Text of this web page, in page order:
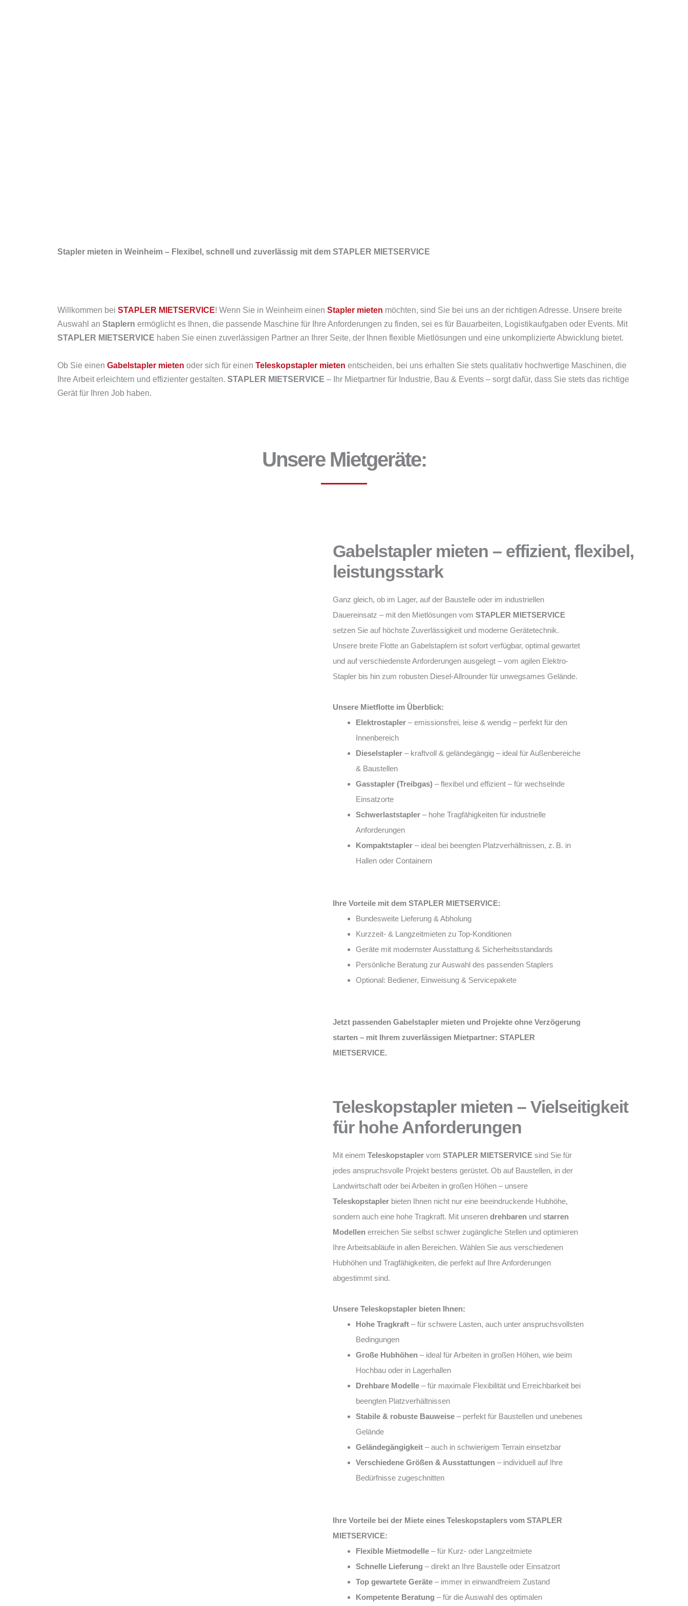
Stapler mieten in Weinheim – Flexibel, schnell und zuverlässig mit dem STAPLER MIETSERVICE
Willkommen bei STAPLER MIETSERVICE! Wenn Sie in Weinheim einen Stapler mieten möchten, sind Sie bei uns an der richtigen Adresse. Unsere breite
Auswahl an Staplern ermöglicht es Ihnen, die passende Maschine für Ihre Anforderungen zu finden, sei es für Bauarbeiten, Logistikaufgaben oder Events. Mit
STAPLER MIETSERVICE haben Sie einen zuverlässigen Partner an Ihrer Seite, der Ihnen flexible Mietlösungen und eine unkomplizierte Abwicklung bietet.
Ob Sie einen Gabelstapler mieten oder sich für einen Teleskopstapler mieten entscheiden, bei uns erhalten Sie stets qualitativ hochwertige Maschinen, die
Ihre Arbeit erleichtern und effizienter gestalten. STAPLER MIETSERVICE – Ihr Mietpartner für Industrie, Bau & Events – sorgt dafür, dass Sie stets das richtige
Gerät für Ihren Job haben.
Unsere Mietgeräte:
Gabelstapler mieten – effizient, flexibel,
leistungsstark
Ganz gleich, ob im Lager, auf der Baustelle oder im industriellen
Dauereinsatz – mit den Mietlösungen vom STAPLER MIETSERVICE
setzen Sie auf höchste Zuverlässigkeit und moderne Gerätetechnik.
Unsere breite Flotte an Gabelstaplern ist sofort verfügbar, optimal gewartet
und auf verschiedenste Anforderungen ausgelegt – vom agilen Elektro-
Stapler bis hin zum robusten Diesel-Allrounder für unwegsames Gelände.
Unsere Mietflotte im Überblick:
Elektrostapler – emissionsfrei, leise & wendig – perfekt für den
Innenbereich
Dieselstapler – kraftvoll & geländegängig – ideal für Außenbereiche
& Baustellen
Gasstapler (Treibgas) – flexibel und effizient – für wechselnde
Einsatzorte
Schwerlaststapler – hohe Tragfähigkeiten für industrielle
Anforderungen
Kompaktstapler – ideal bei beengten Platzverhältnissen, z. B. in
Hallen oder Containern
Ihre Vorteile mit dem STAPLER MIETSERVICE:
Bundesweite Lieferung & Abholung
Kurzzeit- & Langzeitmieten zu Top-Konditionen
Geräte mit modernster Ausstattung & Sicherheitsstandards
Persönliche Beratung zur Auswahl des passenden Staplers
Optional: Bediener, Einweisung & Servicepakete
Jetzt passenden Gabelstapler mieten und Projekte ohne Verzögerung
starten – mit Ihrem zuverlässigen Mietpartner: STAPLER
MIETSERVICE.
Teleskopstapler mieten – Vielseitigkeit
für hohe Anforderungen
Mit einem Teleskopstapler vom STAPLER MIETSERVICE sind Sie für
jedes anspruchsvolle Projekt bestens gerüstet. Ob auf Baustellen, in der
Landwirtschaft oder bei Arbeiten in großen Höhen – unsere
Teleskopstapler bieten Ihnen nicht nur eine beeindruckende Hubhöhe,
sondern auch eine hohe Tragkraft. Mit unseren drehbaren und starren
Modellen erreichen Sie selbst schwer zugängliche Stellen und optimieren
Ihre Arbeitsabläufe in allen Bereichen. Wählen Sie aus verschiedenen
Hubhöhen und Tragfähigkeiten, die perfekt auf Ihre Anforderungen
abgestimmt sind.
Unsere Teleskopstapler bieten Ihnen:
Hohe Tragkraft – für schwere Lasten, auch unter anspruchsvollsten
Bedingungen
Große Hubhöhen – ideal für Arbeiten in großen Höhen, wie beim
Hochbau oder in Lagerhallen
Drehbare Modelle – für maximale Flexibilität und Erreichbarkeit bei
beengten Platzverhältnissen
Stabile & robuste Bauweise – perfekt für Baustellen und unebenes
Gelände
Geländegängigkeit – auch in schwierigem Terrain einsetzbar
Verschiedene Größen & Ausstattungen – individuell auf Ihre
Bedürfnisse zugeschnitten
Ihre Vorteile bei der Miete eines Teleskopstaplers vom STAPLER
MIETSERVICE:
Flexible Mietmodelle – für Kurz- oder Langzeitmiete
Schnelle Lieferung – direkt an Ihre Baustelle oder Einsatzort
Top gewartete Geräte – immer in einwandfreiem Zustand
Kompetente Beratung – für die Auswahl des optimalen